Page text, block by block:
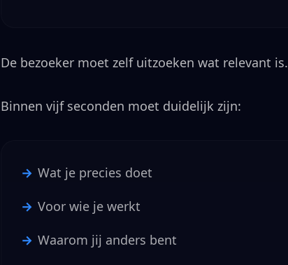
De bezoeker moet zelf uitzoeken wat relevant is.
Binnen vijf seconden moet duidelijk zijn:
Wat je precies doet
Voor wie je werkt
Waarom jij anders bent